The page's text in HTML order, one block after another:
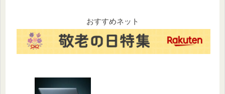
す。
おすすめネット